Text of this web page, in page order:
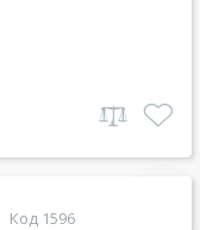
Код 1596